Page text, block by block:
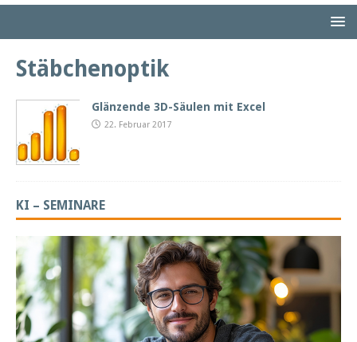
Stäbchenoptik
Glänzende 3D-Säulen mit Excel
22. Februar 2017
KI – SEMINARE